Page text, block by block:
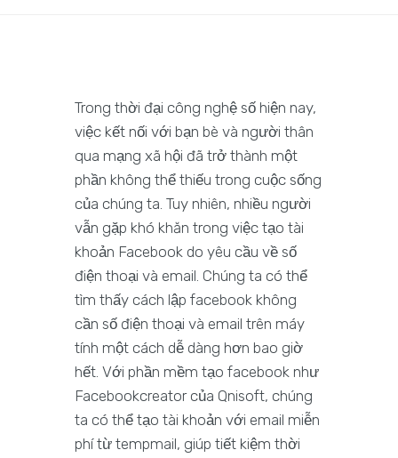
Trong thời đại công nghệ số hiện nay,
việc kết nối với bạn bè và người thân
qua mạng xã hội đã trở thành một
phần không thể thiếu trong cuộc sống
của chúng ta. Tuy nhiên, nhiều người
vẫn gặp khó khăn trong việc tạo tài
khoản Facebook do yêu cầu về số
điện thoại và email. Chúng ta có thể
tìm thấy cách lập facebook không
cần số điện thoại và email trên máy
tính một cách dễ dàng hơn bao giờ
hết. Với phần mềm tạo facebook như
Facebookcreator của Qnisoft, chúng
ta có thể tạo tài khoản với email miễn
phí từ tempmail, giúp tiết kiệm thời